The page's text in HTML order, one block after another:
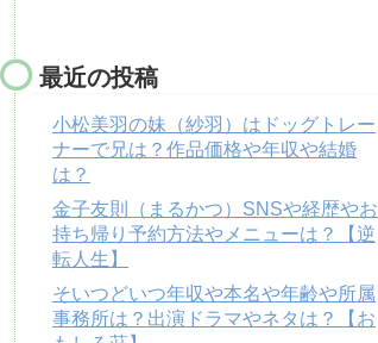
最近の投稿
小松美羽の妹（紗羽）はドッグトレー
ナーで兄は？作品価格や年収や結婚
は？
金子友則（まるかつ）SNSや経歴やお
持ち帰り予約方法やメニューは？【逆
転人生】
そいつどいつ年収や本名や年齢や所属
事務所は？出演ドラマやネタは？【お